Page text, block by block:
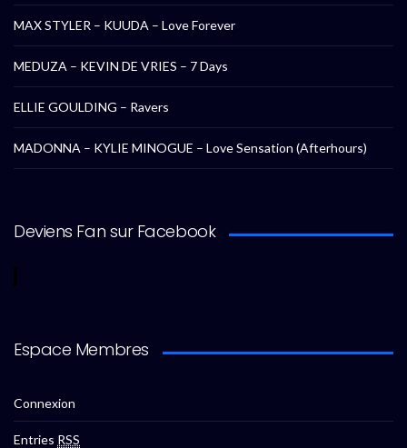
MAX STYLER – KUUDA – Love Forever
MEDUZA – KEVIN DE VRIES – 7 Days
ELLIE GOULDING – Ravers
MADONNA – KYLIE MINOGUE – Love Sensation (Afterhours)
Deviens Fan sur Facebook
Espace Membres
Connexion
Entries RSS